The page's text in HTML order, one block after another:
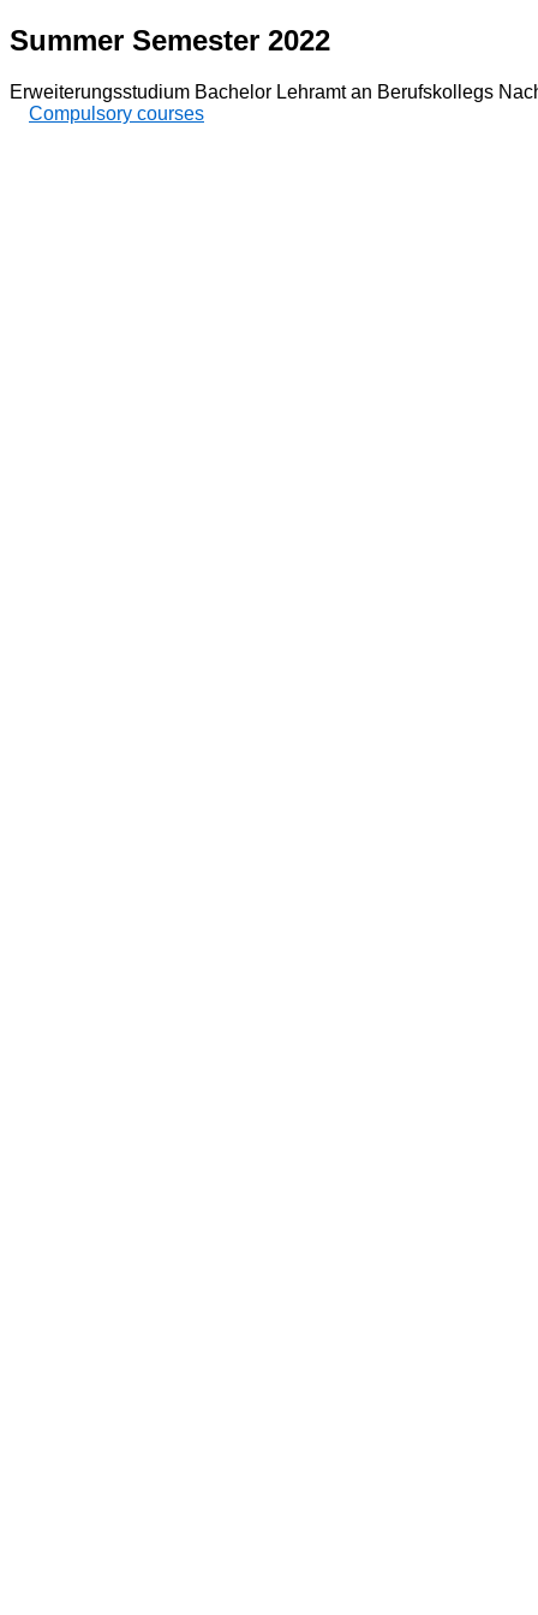
Summer Semester 2022
Erweiterungsstudium Bachelor Lehramt an Berufskollegs
Compulsory courses